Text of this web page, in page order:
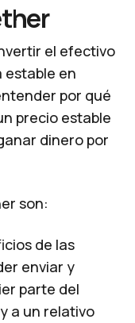
el efectivo
estable en
por qué
precio estable
dinero por
son:
de las
enviar y
parte del
a un relativo